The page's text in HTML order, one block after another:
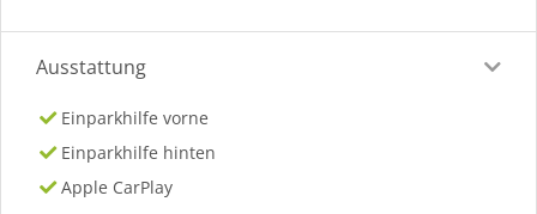
Ausstattung
Einparkhilfe vorne
Einparkhilfe hinten
Apple CarPlay